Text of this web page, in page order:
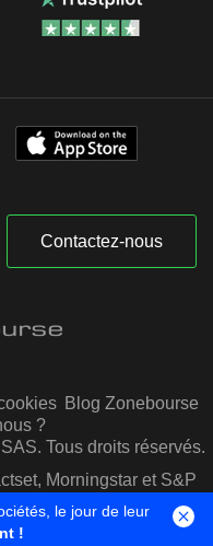
Contactez-nous
Blog Zonebourse
?
Tous droits réservés.
Morningstar et S&P
le jour de leur
!